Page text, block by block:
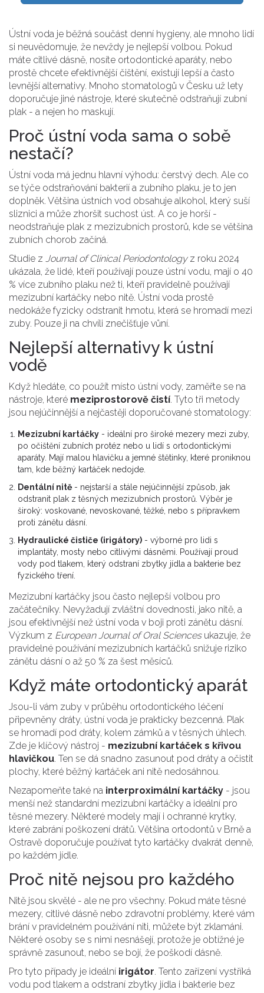
Ústní voda je běžná součást denní hygieny, ale mnoho lidí
si neuvědomuje, že nevždy je nejlepší volbou. Pokud
máte citlivé dásně, nosíte ortodontické aparáty, nebo
prostě chcete efektivnější čištění, existují lepší a často
levnější alternativy. Mnoho stomatologů v Česku už lety
doporučuje jiné nástroje, které skutečně odstraňují zubní
plak - a nejen ho maskují.
Proč ústní voda sama o sobě
nestačí?
Ústní voda má jednu hlavní výhodu: čerstvý dech. Ale co
se týče odstraňování bakterií a zubního plaku, je to jen
doplněk. Většina ústních vod obsahuje alkohol, který suší
sliznici a může zhoršit suchost úst. A co je horší -
neodstraňuje plak z mezizubních prostorů, kde se většina
zubních chorob začíná.
Studie z Journal of Clinical Periodontologyz roku 2024
ukázala, že lidé, kteří používají pouze ústní vodu, mají o 40
% více zubního plaku než ti, kteří pravidelně používají
mezizubní kartáčky nebo nitě. Ústní voda prostě
nedokáže fyzicky odstranit hmotu, která se hromadí mezi
zuby. Pouze ji na chvíli znečišťuje vůní.
Nejlepší alternativy k ústní
vodě
Když hledáte, co použít místo ústní vody, zaměřte se na
nástroje, které meziprostorově čistí. Tyto tři metody
jsou nejúčinnější a nejčastěji doporučované stomatology:
Mezizubní kartáčky - ideální pro široké mezery mezi zuby,
po očištění zubních protéz nebo u lidí s ortodontickými
aparáty. Mají malou hlavičku a jemné štětinky, které proniknou
tam, kde běžný kartáček nedojde.
Dentální nitě - nejstarší a stále nejúčinnější způsob, jak
odstranit plak z těsných mezizubních prostorů. Výběr je
široký: voskované, nevoskované, těžké, nebo s přípravkem
proti zánětu dásní.
Hydraulické čističe (irigátory) - výborné pro lidi s
implantáty, mosty nebo citlivými dásněmi. Používají proud
vody pod tlakem, který odstraní zbytky jídla a bakterie bez
fyzického tření.
Mezizubní kartáčky jsou často nejlepší volbou pro
začátečníky. Nevyžadují zvláštní dovednosti, jako nitě, a
jsou efektivnější než ústní voda v boji proti zánětu dásní.
Výzkum z European Journal of Oral Sciencesukazuje, že
pravidelné používání mezizubních kartáčků snižuje riziko
zánětu dásní o až 50 % za šest měsíců.
Když máte ortodontický aparát
Jsou-li vám zuby v průběhu ortodontického léčení
připevněny dráty, ústní voda je prakticky bezcenná. Plak
se hromadí pod dráty, kolem zámků a v těsných úhlech.
Zde je klíčový nástroj - mezizubní kartáček s křivou
hlavičkou. Ten se dá snadno zasunout pod dráty a očistit
plochy, které běžný kartáček ani nitě nedosáhnou.
Nezapomeňte také na interproximální kartáčky - jsou
menší než standardní mezizubní kartáčky a ideální pro
těsné mezery. Některé modely mají i ochranné krytky,
které zabrání poškození drátů. Většina ortodontů v Brně a
Ostravě doporučuje používat tyto kartáčky dvakrát denně,
po každém jídle.
Proč nitě nejsou pro každého
Nitě jsou skvělé - ale ne pro všechny. Pokud máte těsné
mezery, citlivé dásně nebo zdravotní problémy, které vám
brání v pravidelném používání niti, můžete být zklamáni.
Některé osoby se s nimi nesnášejí, protože je obtížné je
správně zasunout, nebo se bojí, že poškodí dásně.
Pro tyto případy je ideální irigátor. Tento zařízení vystříká
vodu pod tlakem a odstraní zbytky jídla i bakterie bez